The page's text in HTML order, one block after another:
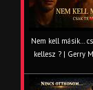
Nem kell másik…
kellesz ? | Gerry